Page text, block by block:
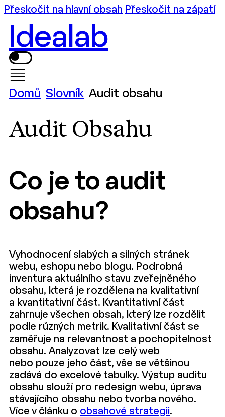
Přeskočit na hlavní obsah Přeskočit na zápatí
Idealab
Domů Slovník Audit obsahu
Audit Obsahu
Co je to audit
obsahu?
Vyhodnocení slabých a silných stránek
webu, eshopu nebo blogu. Podrobná
inventura aktuálního stavu zveřejněného
obsahu, která je rozdělena na kvalitativní
a kvantitativní část. Kvantitativní část
zahrnuje všechen obsah, který lze rozdělit
podle různých metrik. Kvalitativní část se
zaměřuje na relevantnost a pochopitelnost
obsahu. Analyzovat lze celý web
nebo pouze jeho část, vše se většinou
zadává do excelové tabulky. Výstup auditu
obsahu slouží pro redesign webu, úprava
stávajícího obsahu nebo tvorba nového.
Více v článku o obsahové strategii.